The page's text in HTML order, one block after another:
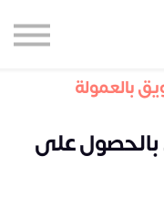
بالعمولة
بالحصول على